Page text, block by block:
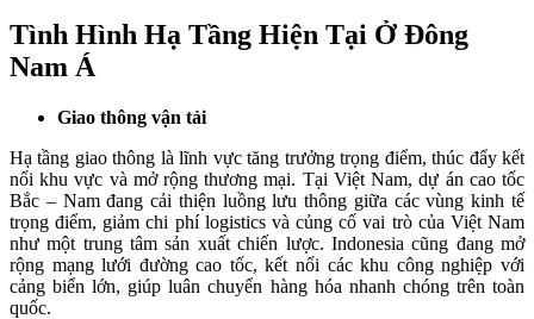
Tình Hình Hạ Tầng Hiện Tại Ở Đông
Nam Á
Giao thông vận tải
Hạ tầng giao thông là lĩnh vực tăng trưởng trọng điểm, thúc đẩy kết
nối khu vực và mở rộng thương mại. Tại Việt Nam, dự án cao tốc
Bắc – Nam đang cải thiện luồng lưu thông giữa các vùng kinh tế
trọng điểm, giảm chi phí logistics và củng cố vai trò của Việt Nam
như một trung tâm sản xuất chiến lược. Indonesia cũng đang mở
rộng mạng lưới đường cao tốc, kết nối các khu công nghiệp với
cảng biển lớn, giúp luân chuyển hàng hóa nhanh chóng trên toàn
quốc.